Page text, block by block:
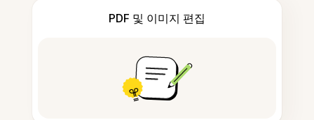
PDF 및 이미지 편집